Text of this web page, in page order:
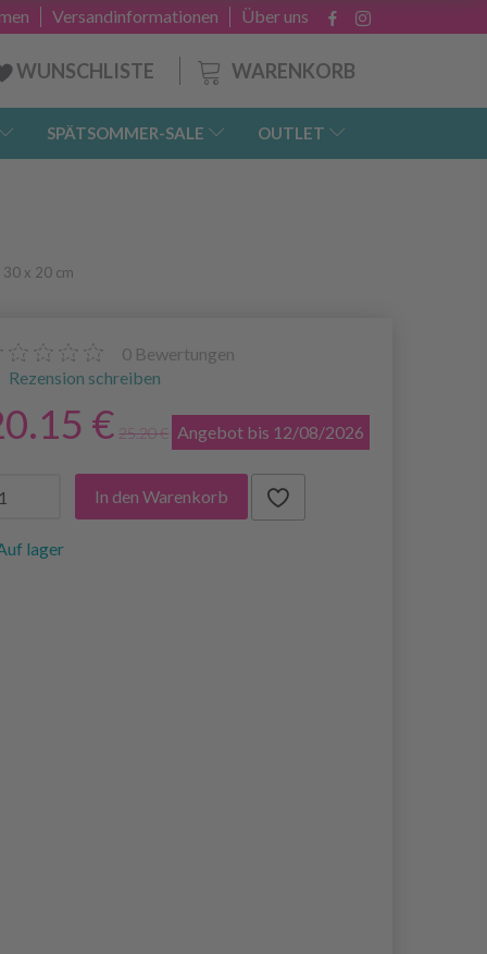
Über uns
Versandinformationen
WARENKORB
WUNSCHLISTE
SPÄTSOMMER-SALE OUTLET
30 x 20 cm
0 Bewertungen
Rezension schreiben
€ 25.20 € Angebot bis 12/08/2026
In den Warenkorb
lager